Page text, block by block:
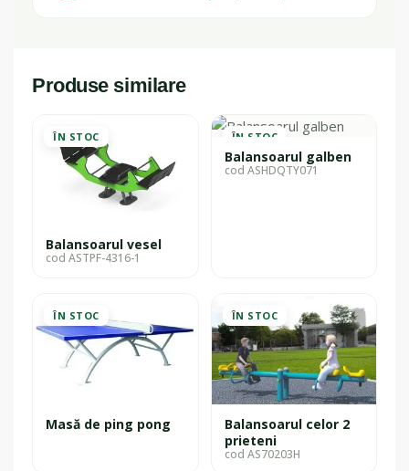
Produse similare
ÎN STOC
Balansoarul vesel
cod ASTPF-4316-1
ÎN STOC
Balansoarul galben
cod ASHDQTY071
ÎN STOC
Masă de ping pong
ÎN STOC
Balansoarul celor 2
prieteni
cod AS70203H